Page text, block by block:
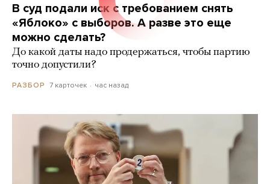
В суд подали иск с требованием снять
«Яблоко» с выборов. А разве это еще
можно сделать?
До какой даты надо продержаться, чтобы партию
точно допустили?
РАЗБОР 7 карточек час назад